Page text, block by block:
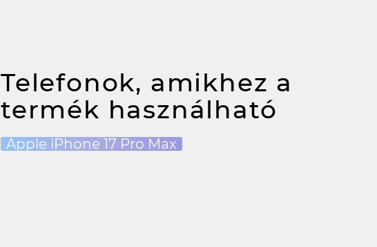
Telefonok, amikhez a
termék használható
Apple iPhone 17 Pro Max